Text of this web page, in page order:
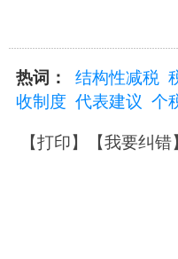
热词： 结构性减税
收制度 代表建议 个
【打印】【我要纠错